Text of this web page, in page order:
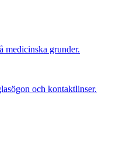
medicinska grunder.
och kontaktlinser.